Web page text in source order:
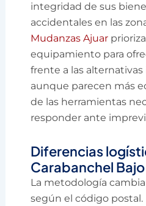
integridad de sus
accidentales en las
Mudanzas Ajuar
equipamiento para
frente a las
aunque parecen más
de las herramientas
responder ante
Diferencias
Carabanchel Bajo
La metodología
según el código postal.